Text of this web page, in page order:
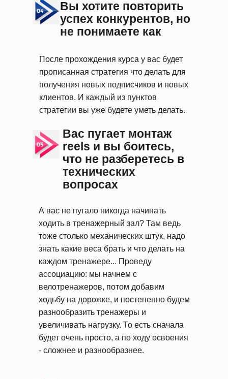
Вы хотите повторить
успех конкурентов, но
не понимаете как
После прохождения курса у вас будет
прописанная стратегия что делать для
получения новых подписчиков и новых
клиентов. И каждый из пунктов
стратегии вы уже будете уметь делать.
Вас пугает монтаж
reels и вы боитесь,
что не разберетесь в
технических
вопросах
А вас не пугало никогда начинать
ходить в тренажерный зал? Там ведь
тоже столько механических штук, надо
знать какие веса брать и что делать на
каждом тренажере... Проведу
ассоциацию: мы начнем с
велотренажеров, потом добавим
ходьбу на дорожке, и постепенно будем
разнообразить тренажеры и
увеличивать нагрузку. То есть сначала
будет очень просто, а по ходу освоения
- сложнее и разнообразнее.